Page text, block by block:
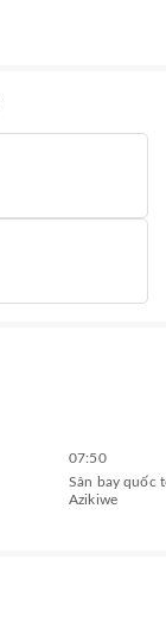
07:50
Sân bay quốc
Azikiwe